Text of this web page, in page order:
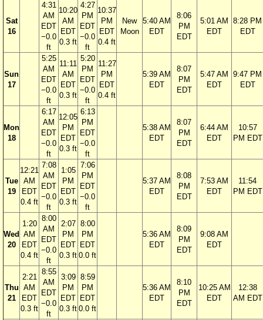
Sat
16
4:31
AM
EDT
−0.0
ft
10:20
AM
EDT
0.3 ft
4:27
PM
EDT
−0.0
ft
10:37
PM
EDT
0.4 ft
New
Moon
5:40 AM
EDT
8:06
PM
EDT
5:01 AM
EDT
8:28 PM
EDT
Sun
17
5:25
AM
EDT
−0.0
ft
11:11
AM
EDT
0.3 ft
5:20
PM
EDT
−0.0
ft
11:27
PM
EDT
0.4 ft
5:39 AM
EDT
8:07
PM
EDT
5:47 AM
EDT
9:47 PM
EDT
Mon
18
6:17
AM
EDT
−0.0
ft
12:05
PM
EDT
0.3 ft
6:13
PM
EDT
−0.0
ft
5:38 AM
EDT
8:07
PM
EDT
6:44 AM
EDT
10:57
PM EDT
Tue
19
12:21
AM
EDT
0.4 ft
7:08
AM
EDT
−0.0
ft
1:05
PM
EDT
0.3 ft
7:06
PM
EDT
−0.0
ft
5:37 AM
EDT
8:08
PM
EDT
7:53 AM
EDT
11:54
PM EDT
Wed
20
1:20
AM
EDT
0.4 ft
8:00
AM
EDT
−0.0
ft
2:07
PM
EDT
0.3 ft
8:00
PM
EDT
0.0 ft
5:36 AM
EDT
8:09
PM
EDT
9:08 AM
EDT
Thu
21
2:21
AM
EDT
0.3 ft
8:55
AM
EDT
−0.0
ft
3:09
PM
EDT
0.3 ft
8:59
PM
EDT
0.0 ft
5:36 AM
EDT
8:10
PM
EDT
10:25 AM
EDT
12:38
AM EDT